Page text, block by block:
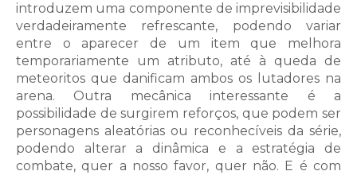
introduzem uma componente de imprevisibilidade
verdadeiramente refrescante, podendo variar
entre o aparecer de um item que melhora
temporariamente um atributo, até à queda de
meteoritos que danificam ambos os lutadores na
arena. Outra mecânica interessante é a
possibilidade de surgirem reforços, que podem ser
personagens aleatórias ou reconhecíveis da série,
podendo alterar a dinâmica e a estratégia de
combate, quer a nosso favor, quer não. E é com